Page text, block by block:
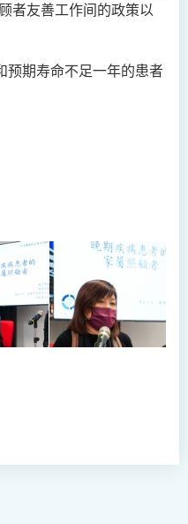
者友善工作间的政策以
预期寿命不足一年的患者